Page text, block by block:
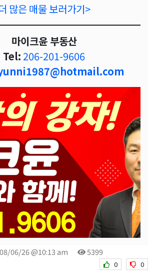
많은 매물 보러가기>
마이크윤 부동산
Tel:206-201-9606
08/06/26 @10:13 am 5399
0 0